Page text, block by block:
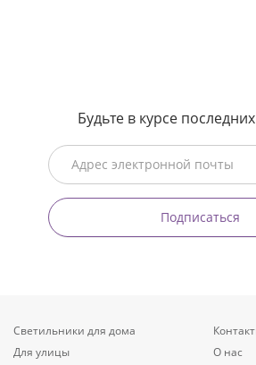
Будьте в курсе
Подписаться
Светильники для дома
Для улицы
О нас